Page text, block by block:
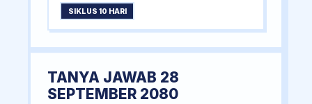
SIKLUS 10 HARI
TANYA JAWAB 28
SEPTEMBER 2080